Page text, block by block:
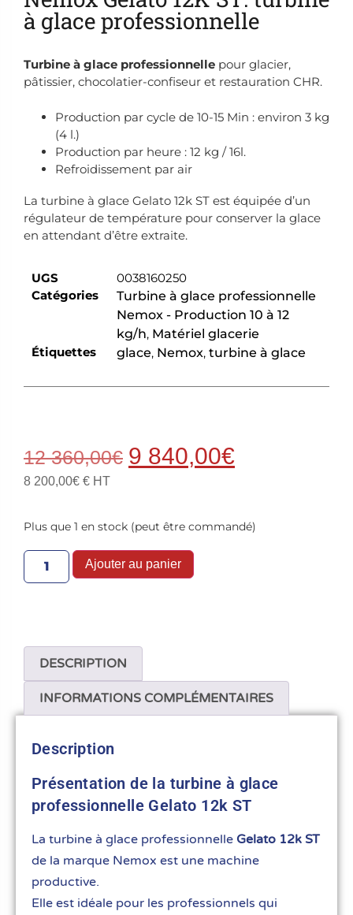
à glace professionnelle
Turbine à glace professionnelle pour glacier,
pâtissier, chocolatier-confiseur et restauration CHR.
Production par cycle de 10-15 Min : environ 3 kg
(4 l.)
Production par heure : 12 kg / 16l.
Refroidissement par air
La turbine à glace Gelato 12k ST est équipée d’un
régulateur de température pour conserver la glace
en attendant d’être extraite.
UGS
0038160250
Catégories
Turbine à glace professionnelle
Nemox - Production 10 à 12
kg/h, Matériel glacerie
Étiquettes
glace, Nemox, turbine à glace
12 360,00€ 9 840,00€
8 200,00€ € HT
Plus que 1 en stock (peut être commandé)
Ajouter au panier
DESCRIPTION
INFORMATIONS COMPLÉMENTAIRES
Description
Présentation de la turbine à glace
professionnelle Gelato 12k ST
La turbine à glace professionnelle Gelato 12k ST
de la marque Nemox est une machine
productive.
Elle est idéale pour les professionnels qui